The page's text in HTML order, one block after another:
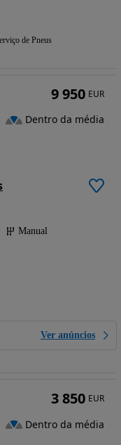
de Pneus
Manual
Ver anúncios
9 950 EUR
Dentro da média
3 850 EUR
Dentro da média